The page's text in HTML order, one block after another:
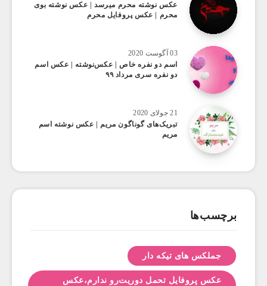
عکس ‌نوشته محرم میرسد | عکس نوشته بوی
محرم | عکس پروفایل محرم
03 آگوست 2020
اسم دو نفره خاص | عکس‌نوشته | عکس اسم
دو نفره سری مرداد ۹۹
21 جولای 2020
تبریک‌های گوناگون مریم | عکس نوشته اسم
مریم
برچسب‌ها
جملکس های تیکه دار
عکس پروفایل تحمل دوریت‌رو ندارم،عکس